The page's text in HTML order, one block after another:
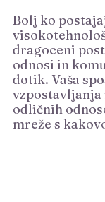
Bolj ko
dragoceni
odnosi in
dotik. Vaša
vzpostavljanja
odličnih
mreže s